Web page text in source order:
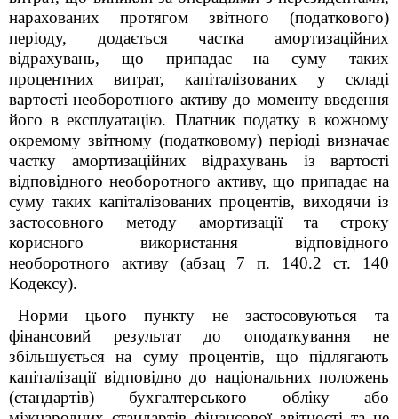
нарахованих протягом звітного (податкового)
періоду, додається частка амортизаційних
відрахувань, що припадає на суму таких
процентних витрат, капіталізованих у складі
вартості необоротного активу до моменту введення
його в експлуатацію. Платник податку в кожному
окремому звітному (податковому) періоді визначає
частку амортизаційних відрахувань із вартості
відповідного необоротного активу, що припадає на
суму таких капіталізованих процентів, виходячи із
застосовного методу амортизації та строку
корисного використання відповідного
необоротного активу (абзац 7 п. 140.2 ст. 140
Кодексу).
Норми цього пункту не застосовуються та
фінансовий результат до оподаткування не
збільшується на суму процентів, що підлягають
капіталізації відповідно до національних положень
(стандартів) бухгалтерського обліку або